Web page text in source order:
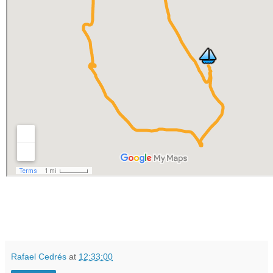
Rafael Cedrés at 12:33:00